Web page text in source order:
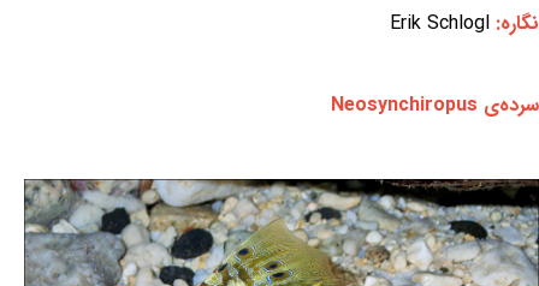
نگاره: Erik Schlogl
سرده‌ی Neosynchiropus